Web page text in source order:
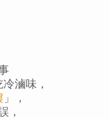
滷味，
」，
，